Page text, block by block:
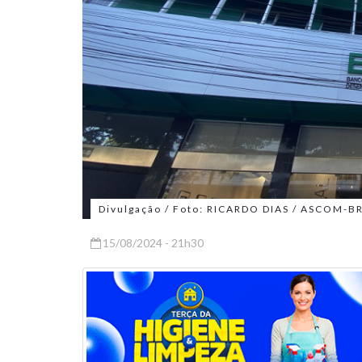
Divulgação / Foto: RICARDO DIAS / ASCOM-
15/08/2024 - 21h30